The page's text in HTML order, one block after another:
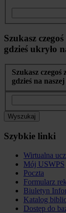
Szukasz
gdzieś ukryło
Szukasz czegoś
gdzieś na
Wyszukaj
Szybkie linki
Wirtualna
Mój USWPS
Poczta
Formularz
Biuletyn
Katalog
Dostęp do